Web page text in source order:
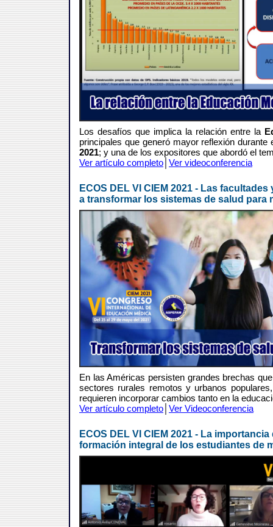
Los desafíos que implica la relación entre la
principales que generó mayor reflexión durante
2021; y una de los expositores que abordó el
Ver artículo completo Ver videoconferencia
ECOS DEL VI CIEM 2021 - Las
a transformar los sistemas de salud para
En las Américas persisten grandes brechas
sectores rurales remotos y urbanos
requieren incorporar cambios tanto en la
Ver artículo completo Ver Videoconferencia
ECOS DEL VI CIEM 2021 - La
formación integral de los estudiantes de